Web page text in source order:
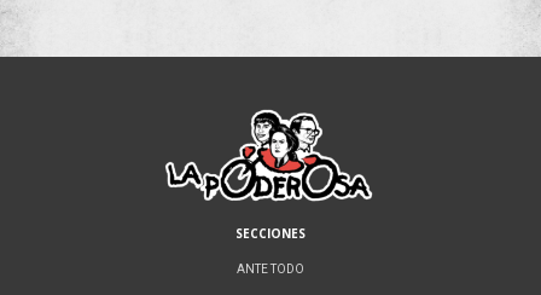
SECCIONES
ANTE TODO